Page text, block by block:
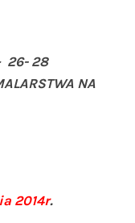
26- 28
NA
2014r.